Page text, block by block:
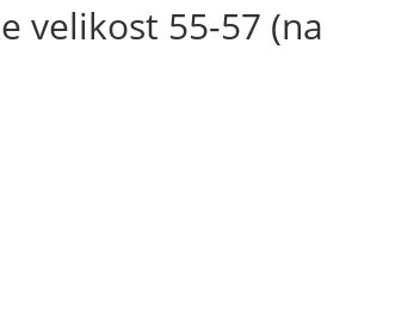
velikost 55-57 (na